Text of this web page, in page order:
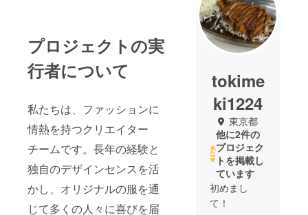
プロジェクトの実
行者について
私たちは、ファッションに
情熱を持つクリエイター
チームです。長年の経験と
独自のデザインセンスを活
かし、オリジナルの服を通
じて多くの人々に喜びを届
tokime
ki1224
東京都
他に2件の
プロジェク
トを掲載し
ています
初めまし
て！